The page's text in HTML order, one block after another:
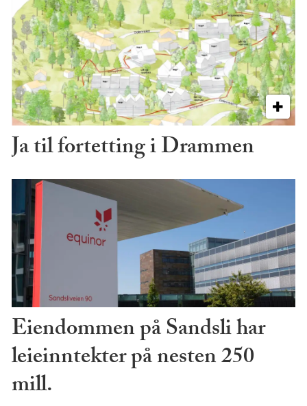
Ja til fortetting i Drammen
Eiendommen på Sandsli har
leieinntekter på nesten 250
mill.